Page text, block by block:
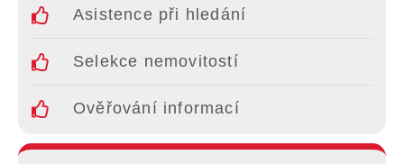
Asistence při hledání
Selekce nemovitostí
Ověřování informací